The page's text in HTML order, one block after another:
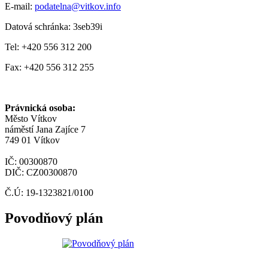
E-mail: podatelna@vitkov.info
Datová schránka: 3seb39i
Tel: +420 556 312 200
Fax: +420 556 312 255
Právnická osoba:
Město Vítkov
náměstí Jana Zajíce 7
749 01 Vítkov
IČ: 00300870
DIČ: CZ00300870
Č.Ú: 19-1323821/0100
Povodňový plán